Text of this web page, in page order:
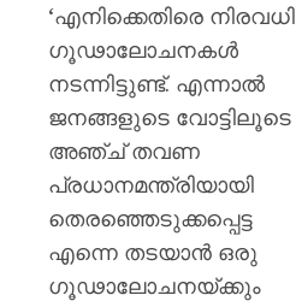
‘എനിക്കെതിരെ നിരവധി
ഗൂഢാലോചനകള്‍
നടന്നിട്ടുണ്ട്. എന്നാല്‍
ജനങ്ങളുടെ വോട്ടിലൂടെ
അഞ്ച് തവണ
പ്രധാനമന്ത്രിയായി
തെരഞ്ഞെടുക്കപ്പെട്ട
എന്നെ തടയാന്‍ ഒരു
ഗൂഢാലോചനയ്ക്കും